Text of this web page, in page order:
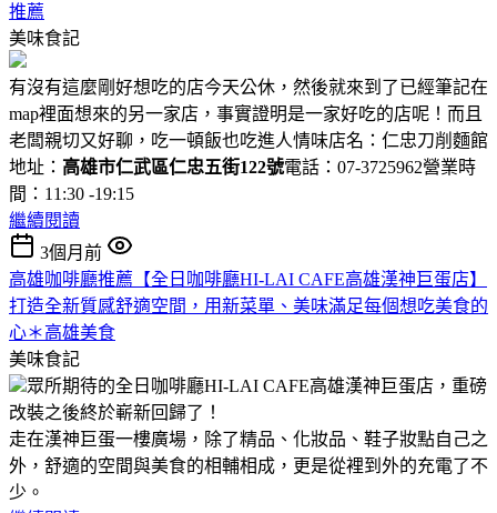
推薦
美味食記
有沒有這麼剛好想吃的店今天公休，然後就來到了已經筆記在
map裡面想來的另一家店，事實證明是一家好吃的店呢！而且
老闆親切又好聊，吃一頓飯也吃進人情味店名：仁忠刀削麵館
地址： 高雄市仁武區仁忠五街122號電話：07-3725962營業時
間：11:30 -19:15
繼續閱讀
3個月前
高雄咖啡廳推薦【全日咖啡廳HI-LAI CAFE高雄漢神巨蛋店】
打造全新質感舒適空間，用新菜單、美味滿足每個想吃美食的
心＊高雄美食
美味食記
眾所期待的全日咖啡廳HI-LAI CAFE高雄漢神巨蛋店，重磅
改裝之後終於嶄新回歸了！
走在漢神巨蛋一樓廣場，除了精品、化妝品、鞋子妝點自己之
外，舒適的空間與美食的相輔相成，更是從裡到外的充電了不
少。